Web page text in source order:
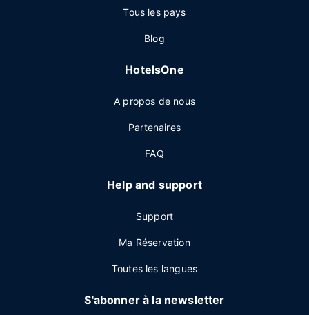
Tous les pays
Blog
HotelsOne
A propos de nous
Partenaires
FAQ
Help and support
Support
Ma Réservation
Toutes les langues
S'abonner à la newsletter